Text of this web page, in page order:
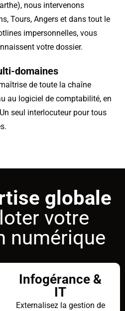
nous intervenons
Tours, Angers et dans tout le
impersonnelles, vous
votre dossier.
domaines
de toute la chaîne
au logiciel de comptabilité, en
seul interlocuteur pour tous
globale
votre
numérique
Infogérance &
IT
Externalisez la gestion de